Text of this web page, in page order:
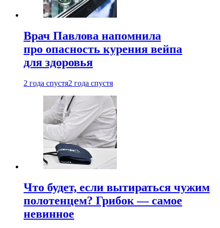
Врач Павлова напомнила
про опасность курения вейпа
для здоровья
2 года спустя2 года спустя
Что будет, если вытираться чужим
полотенцем? Грибок — самое
невинное